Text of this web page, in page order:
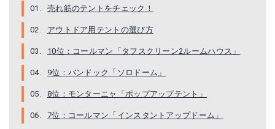
売れ筋のテントをチェック！
アウトドア用テントの選び方
10位：コールマン「タフスクリーン2ルームハウス」
9位：バンドック「ソロドーム」
8位：モンターニャ「ポップアップテント」
7位：コールマン「インスタントアップドーム」
コールマン「BCクロスドーム 」
Amazonで詳細を見る